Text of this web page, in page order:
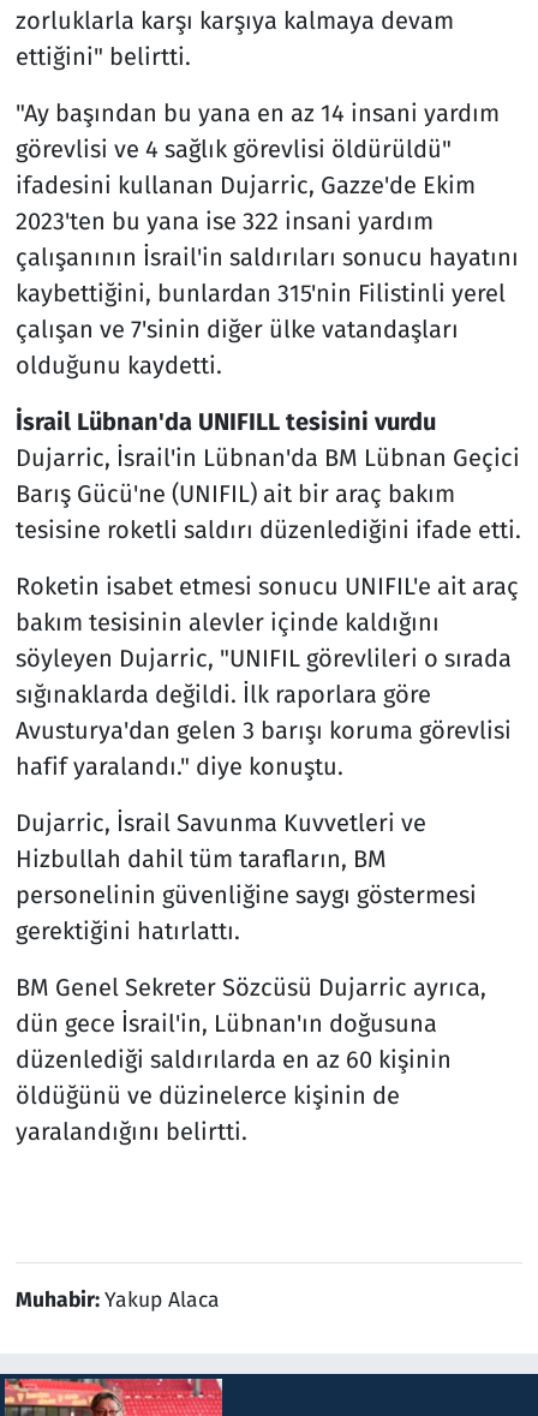
zorluklarla karşı karşıya kalmaya devam
ettiğini" belirtti.
"Ay başından bu yana en az 14 insani yardım
görevlisi ve 4 sağlık görevlisi öldürüldü"
ifadesini kullanan Dujarric, Gazze'de Ekim
2023'ten bu yana ise 322 insani yardım
çalışanının İsrail'in saldırıları sonucu hayatını
kaybettiğini, bunlardan 315'nin Filistinli yerel
çalışan ve 7'sinin diğer ülke vatandaşları
olduğunu kaydetti.
İsrail Lübnan'da UNIFILL tesisini vurdu
Dujarric, İsrail'in Lübnan'da BM Lübnan Geçici
Barış Gücü'ne (UNIFIL) ait bir araç bakım
tesisine roketli saldırı düzenlediğini ifade etti.
Roketin isabet etmesi sonucu UNIFIL'e ait araç
bakım tesisinin alevler içinde kaldığını
söyleyen Dujarric, "UNIFIL görevlileri o sırada
sığınaklarda değildi. İlk raporlara göre
Avusturya'dan gelen 3 barışı koruma görevlisi
hafif yaralandı." diye konuştu.
Dujarric, İsrail Savunma Kuvvetleri ve
Hizbullah dahil tüm tarafların, BM
personelinin güvenliğine saygı göstermesi
gerektiğini hatırlattı.
BM Genel Sekreter Sözcüsü Dujarric ayrıca,
dün gece İsrail'in, Lübnan'ın doğusuna
düzenlediği saldırılarda en az 60 kişinin
öldüğünü ve düzinelerce kişinin de
yaralandığını belirtti.
Muhabir:Yakup Alaca